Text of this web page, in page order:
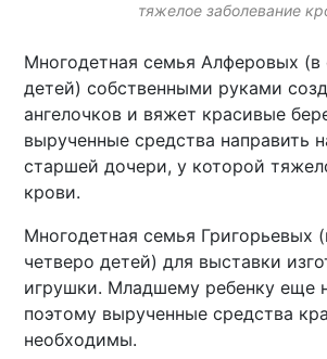
тяжелое заболевание
Многодетная семья Алферовых (в
детей) собственными руками
ангелочков и вяжет красивые
вырученные средства направить
старшей дочери, у которой
крови.
Многодетная семья Григорьевых
четверо детей) для выставки
игрушки. Младшему ребенку еще
поэтому вырученные средства
необходимы.